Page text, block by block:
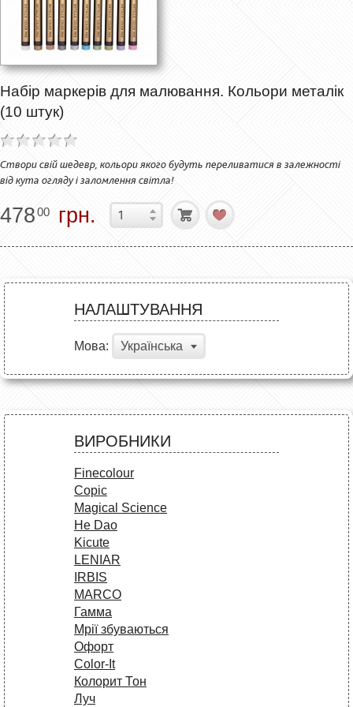
Набір маркерів для малювання. Кольори металік
(10 штук)
Створи свій шедевр, кольори якого будуть переливатися в залежності
від кута огляду і заломлення світла!
47800 грн.
НАЛАШТУВАННЯ
Мова: Українська
ВИРОБНИКИ
Finecolour
Copic
Magical Science
He Dao
Kicute
LENIAR
IRBIS
MARCO
Гамма
Мрії збуваються
Офорт
Сolor-It
Колорит Тон
Луч